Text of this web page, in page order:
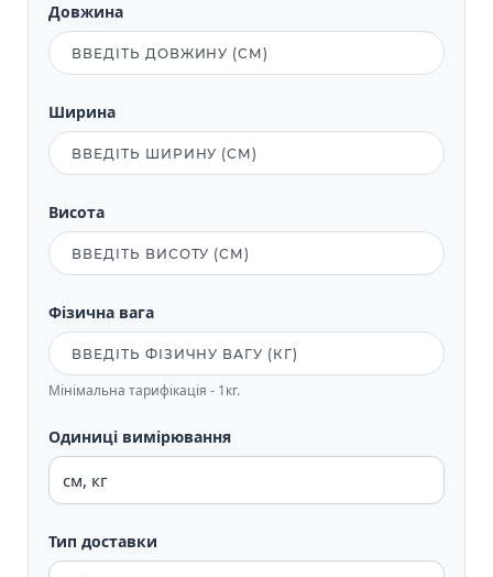
Довжина
Ширина
Висота
Фізична вага
Мінімальна тарифікація - 1кг.
Одиниці вимірювання
Тип доставки